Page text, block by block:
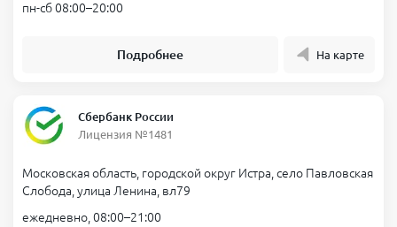
пн-сб 08:00–20:00
Подробнее На карте
Сбербанк России
Лицензия №1481
Московская область, городской округ Истра, село Павловская
Слобода, улица Ленина, вл79
ежедневно, 08:00–21:00